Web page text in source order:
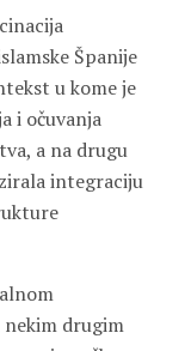
Španije
u kome je
i očuvanja
a na drugu
integraciju
drugim